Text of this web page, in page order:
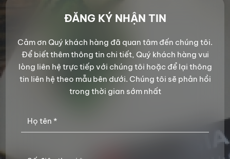
ĐĂNG KÝ NHẬN TIN
Cảm ơn Quý khách hàng đã quan tâm đến chúng tôi.
Để biết thêm thông tin chi tiết, Quý khách hàng vui
lòng liên hệ trực tiếp với chúng tôi hoặc để lại thông
tin liên hệ theo mẫu bên dưới. Chúng tôi sẽ phản hồi
trong thời gian sớm nhất